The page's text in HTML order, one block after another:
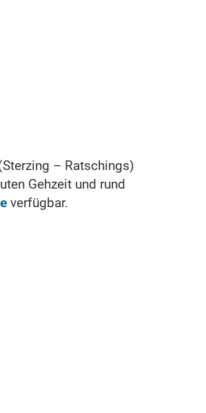
– Ratschings)
Gehzeit und rund
verfügbar.